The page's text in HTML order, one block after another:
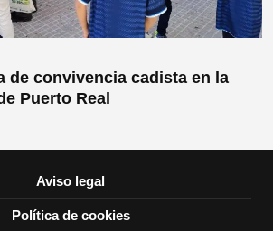
de convivencia cadista en la
Puerto Real
Aviso legal
Política de cookies